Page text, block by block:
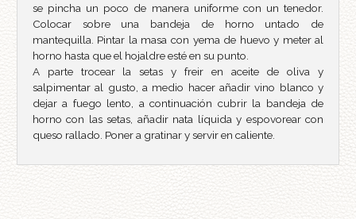
se pincha un poco de manera uniforme con un tenedor.
Colocar sobre una bandeja de horno untado de
mantequilla. Pintar la masa con yema de huevo y meter al
horno hasta que el hojaldre esté en su punto.
A parte trocear la setas y freir en aceite de oliva y
salpimentar al gusto, a medio hacer añadir vino blanco y
dejar a fuego lento, a continuación cubrir la bandeja de
horno con las setas, añadir nata líquida y espovorear con
queso rallado. Poner a gratinar y servir en caliente.